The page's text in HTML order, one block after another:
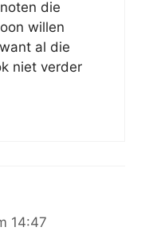
die
willen
al die
niet verder
14:47